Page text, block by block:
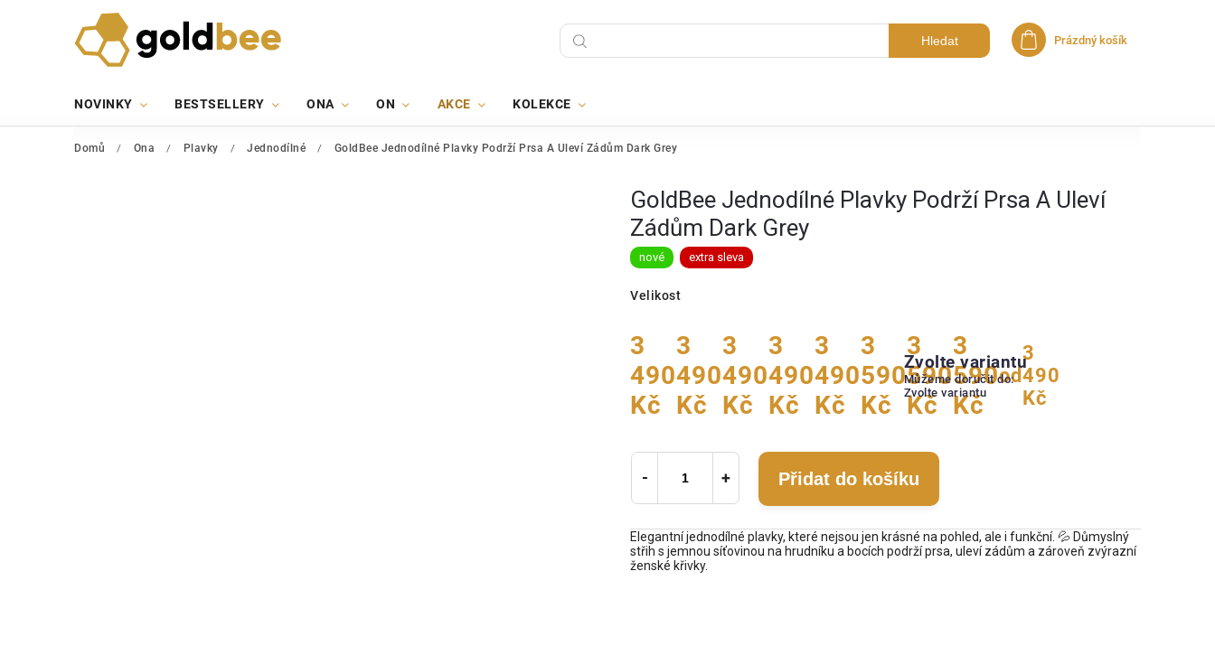
Hledat Nákupní košík
Prázdný košík
NOVINKY BESTSELLERY ONA ON AKCE KOLEKCE
Domů / Ona / Plavky / Jednodílné / GoldBee Jednodílné Plavky Podrží Prsa A Uleví Zádům Dark Grey
GoldBee Jednodílné Plavky Podrží Prsa A Uleví
Zádům Dark Grey
nové extra sleva
Velikost
3
490
Kč
3
490
Kč
3
490
Kč
3
490
Kč
3
490
Kč
3
590
Kč
3
590
Kč
3
590
Kč
od
3
490
Kč
Zvolte variantu
Můžeme doručit do:
Zvolte variantu
Přidat do košíku
Elegantní jednodílné plavky, které nejsou jen krásné na pohled, ale i funkční. 💦 Důmyslný
střih s jemnou síťovinou na hrudníku a bocích podrží prsa, uleví zádům a zároveň zvýrazní
ženské křivky.